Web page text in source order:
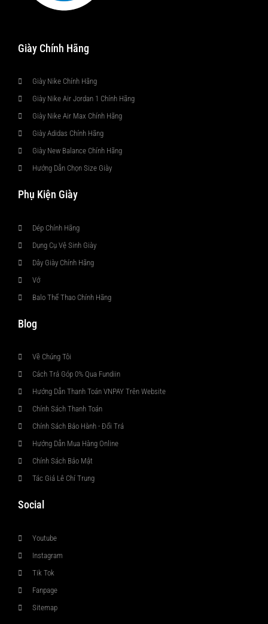
Giày Chính Hãng
Giày Nike Chính Hãng
Giày Nike Air Jordan 1 Chính Hãng
Giày Nike Air Max Chính Hãng
Giày Adidas Chính Hãng
Giày New Balance Chính Hãng
Hướng Dẫn Chọn Size Giày
Phụ Kiện Giày
Dép Chính Hãng
Dụng Cụ Vệ Sinh Giày
Dây Giày Chính Hãng
Vớ
Balo Thể Thao Chính Hãng
Blog
Về Chúng Tôi
Cách Trả Góp 0% Qua Fundiin
Hướng Dẫn Thanh Toán VNPAY Trên Website
Chính Sách Thanh Toán
Chính Sách Bảo Hành - Đổi Trả
Hướng Dẫn Mua Hàng Online
Chính Sách Bảo Mật
Tác Giả Lê Chí Trung
Social
Youtube
Instagram
Tik Tok
Fanpage
Sitemap